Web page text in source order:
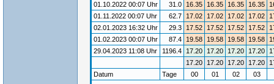
01.10.2022 00:07 Uhr
31.0 16.35 16.35 16.35 16.35
01.11.2022 00:07 Uhr
62.7 17.02 17.02 17.02 17.02
02.01.2023 16:32 Uhr
29.3 17.52 17.52 17.52 17.52
01.02.2023 00:07 Uhr
87.4 19.58 19.58 19.58 19.58
29.04.2023 11:08 Uhr
1196.4 17.20 17.20 17.20 17.20
17.20
17.20 17.20 17.20
Datum
Tage 00 01 02 03